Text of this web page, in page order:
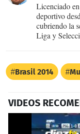
Licenciado
deportivo
cubriendo la
Liga y
Brasil 2014
VIDEOS